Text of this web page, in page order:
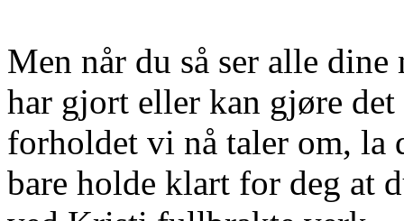
Men når du så ser alle
har gjort eller kan gjøre
forholdet vi nå taler om, la
bare holde klart for deg at